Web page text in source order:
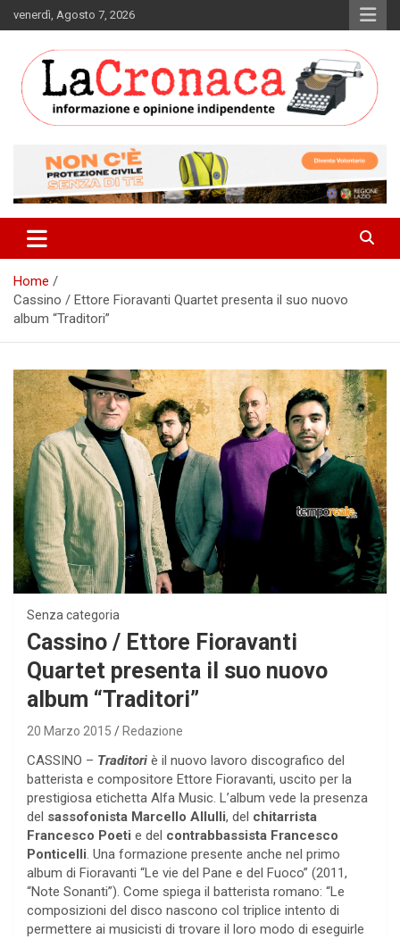
to
venerdì, Agosto 7, 2026
La Cronaca Quotidiano
Home
Cassino / Ettore Fioravanti Quartet presenta il suo nuovo
album “Traditori”
Senza categoria
Cassino / Ettore Fioravanti
Quartet presenta il suo nuovo
album “Traditori”
20 Marzo 2015 Redazione
CASSINO – Traditori è il nuovo lavoro discografico del
batterista e compositore Ettore Fioravanti, uscito per la
prestigiosa etichetta Alfa Music. L’album vede la presenza
del sassofonista Marcello Allulli, del chitarrista
Francesco Poeti e del contrabbassista Francesco
Ponticelli. Una formazione presente anche nel primo
album di Fioravanti “Le vie del Pane e del Fuoco” (2011,
“Note Sonanti”). Come spiega il batterista romano: “Le
composizioni del disco nascono col triplice intento di
permettere ai musicisti di trovare il loro modo di eseguirle